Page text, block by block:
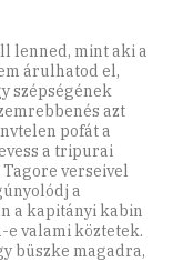
lenned, mint aki a
árulhatod el,
szépségének
azt
pofát a
a tripurai
verseivel
a
a kapitányi kabin
e valami köztetek.
büszke magadra,